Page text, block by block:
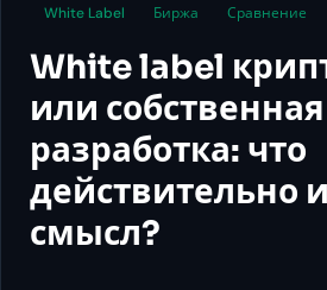
White Label Биржа Сравнение
White label
или собственная
разработка: что
действительно
смысл?